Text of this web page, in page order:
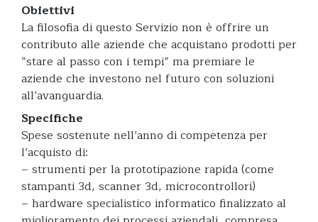
Obiettivi
La filosofia di questo Servizio non è offrire un
contributo alle aziende che acquistano prodotti per
“stare al passo con i tempi” ma premiare le
aziende che investono nel futuro con soluzioni
all’avanguardia.
Specifiche
Spese sostenute nell’anno di competenza per
l’acquisto di:
– strumenti per la prototipazione rapida (come
stampanti 3d, scanner 3d, microcontrollori)
– hardware specialistico informatico finalizzato al